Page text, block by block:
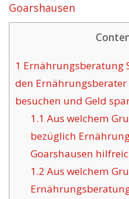
Goarshausen
1 Ernährungsberatung
den
besuchen und Geld
1.1 Aus welchem
bezüglich
Goarshausen
1.2 Aus welchem